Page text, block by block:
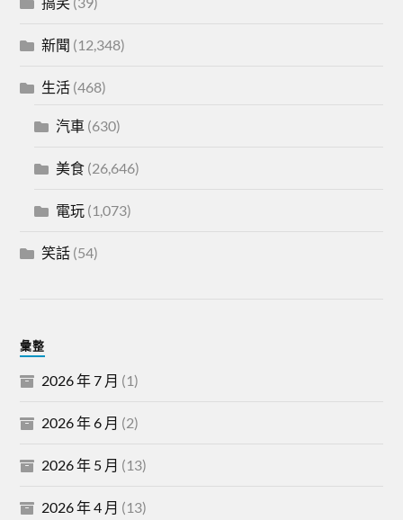
新聞 (12,348)
生活 (468)
汽車 (630)
美食 (26,646)
電玩 (1,073)
笑話 (54)
彙整
2026 年 7 月 (1)
2026 年 6 月 (2)
2026 年 5 月 (13)
2026 年 4 月 (13)